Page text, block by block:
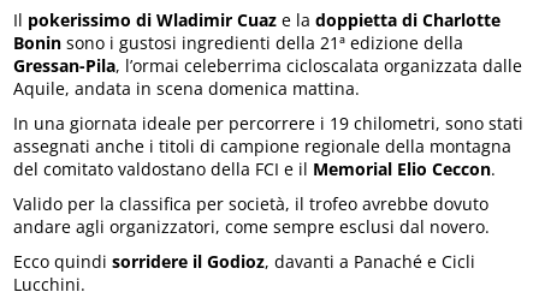
Il pokerissimo di Wladimir Cuaz e ladoppietta di Charlotte
Bonin sono i gustosi ingredienti della 21ª edizione della
Gressan-Pila, l’ormai celeberrima cicloscalata organizzata dalle
Aquile, andata in scena domenica mattina.
In una giornata ideale per percorrere i 19 chilometri, sono stati
assegnati anche i titoli di campione regionale della montagna
del comitato valdostano della FCI e il Memorial Elio Ceccon.
Valido per la classifica per società, il trofeo avrebbe dovuto
andare agli organizzatori, come sempre esclusi dal novero.
Ecco quindisorridere il Godioz, davanti a Panaché e Cicli
Lucchini.